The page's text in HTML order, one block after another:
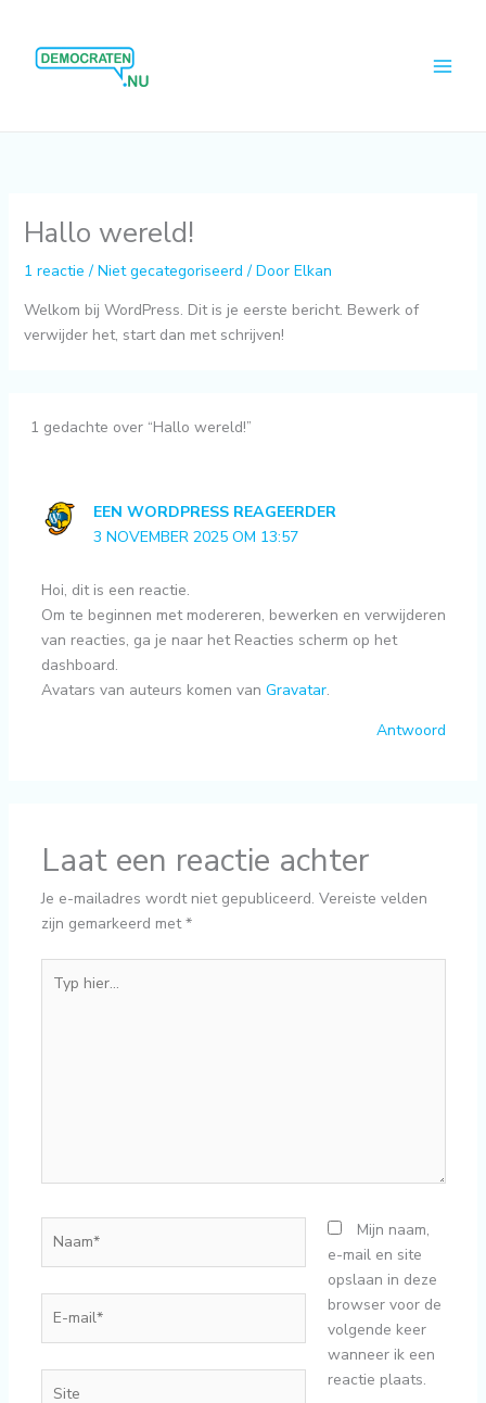
Hallo wereld!
1 reactie / Niet gecategoriseerd / Door Elkan
Welkom bij WordPress. Dit is je eerste bericht. Bewerk of
verwijder het, start dan met schrijven!
1 gedachte over “Hallo wereld!”
EEN WORDPRESS REAGEERDER
3 NOVEMBER 2025 OM 13:57
Hoi, dit is een reactie.
Om te beginnen met modereren, bewerken en verwijderen
van reacties, ga je naar het Reacties scherm op het
dashboard.
Avatars van auteurs komen van Gravatar.
Antwoord
Laat een reactie achter
Je e-mailadres wordt niet gepubliceerd. Vereiste velden
zijn gemarkeerd met*
hier...
mail*
Mijn naam,
e-mail en site
opslaan in deze
browser voor de
volgende keer
wanneer ik een
reactie plaats.